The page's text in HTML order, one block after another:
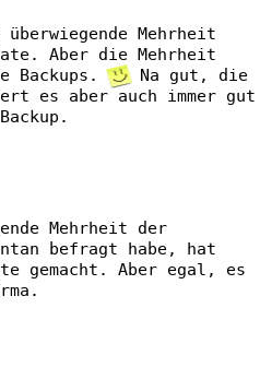
Mehrheit
Aber die Mehrheit
Backups.
Na gut, die
es aber auch immer gut
Mehrheit der
befragt habe, hat
gemacht. Aber egal, es